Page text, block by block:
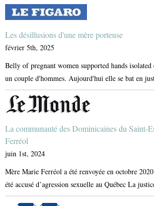
Les désillusions d'une mère porteuse
février 5th, 2025
Belly of pregnant women supported hands
un couple d'hommes. Aujourd'hui elle se bat en
La communauté des Dominicaines du Saint-
Ferréol
juin 1st, 2024
Mère Marie Ferréol a été renvoyée en octobre
été accusé d’agression sexuelle au Québec La